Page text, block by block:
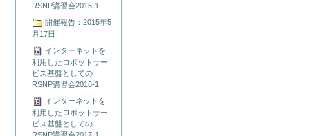
RSNP講習会2015-1
開催報告：2015年5
月17日
インターネットを
利用したロボットサー
ビス基盤としての
RSNP講習会2016-1
インターネットを
利用したロボットサー
ビス基盤としての